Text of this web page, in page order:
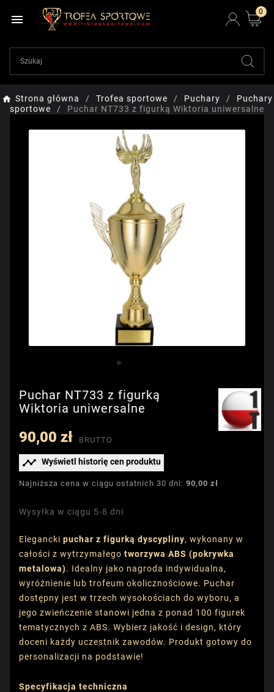

0
Strona główna Trofea sportowe Puchary
Puchary
sportowe
Puchar NT733 z figurką Wiktoria uniwersalne
Puchar NT733 z figurką
Wiktoria uniwersalne
90,00 zł BRUTTO
 Wyświetl historię cen produktu
Najniższa cena w ciągu ostatnich 30 dni: 90,00 zł
Wysyłka w ciągu 5-8 dni
Elegancki puchar z figurką dyscypliny, wykonany w
całości z wytrzymałego tworzywa ABS (pokrywka
metalowa). Idealny jako nagroda indywidualna,
wyróżnienie lub trofeum okolicznościowe. Puchar
dostępny jest w trzech wysokościach do wyboru, a
jego zwieńczenie stanowi jedna z ponad 100 figurek
tematycznych z ABS. Wybierz jakość i design, który
doceni każdy uczestnik zawodów. Produkt gotowy do
personalizacji na podstawie!
Specyfikacja techniczna